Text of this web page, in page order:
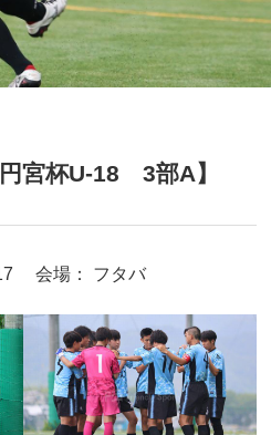
宮杯U-18 3部A】
会場： フタバ